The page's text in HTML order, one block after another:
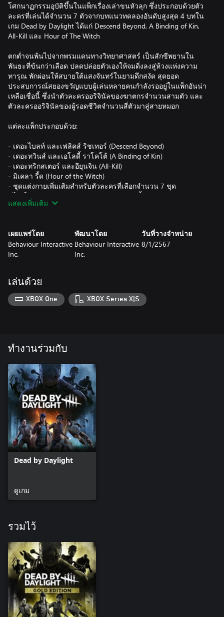
โศกนาฏกรรมอุบัติขึ้นในแพ็กเรื่องเล่าขนหัวลุก ซึ่งประกอบด้วยตัว
ละครที่เล่นได้จำนวน 7 ตัวจากบทแนวทดลองอันดับสูงสุด 4 บทใน
เกม Dead by Daylight ได้แก่ Descend Beyond, A Binding of Kin,
All-Kill และ Hour of The Witch
ตกต่ำจนพ้นไปจากพรมแดนทางวิทยาศาสตร์ เป็นสักขีพยานใน
พันธะที่ข้นกว่าเลือด ปลดปล่อยตัวเองให้จมดิ่งลงสู่ห้วงแห่งความ
ทารุณ พักผ่อนให้สบายใต้แสงจันทร์ในยามดึกสงัด สุดยอด
ประสบการณ์สยองขวัญแบบผู้เล่นหลายคนกำลังรออยู่ในแพ็กอันน่า
เหลือเชื่อนี้ ซึ่งนำตัวละครออริจินัลของฆาตกรจำนวนสามตัว และ
ตัวละครออริจินัลของผู้รอดชีวิตจำนวนสี่ตัวมาสู่สายหมอก
แต่ละแพ็กประกอบด้วย:
- เดอะไบลท์ และเฟลิคส์ ริชเทอร์ (Descend Beyond)
- เดอะทวินส์ และเอโลดี้ ราโคโต้ (A Binding of Kin)
- เดอะทริกสเตอร์ และอียุนจิน (All-Kill)
- มิเคลา รี้ด (Hour of the Witch)
- ชุดแต่งกายเพิ่มเติมสำหรับตัวละครที่เลือกจำนวน 7 ชุด
- ไอเท็มพิเศษเฉพาะสำหรับ DLC จำนวน 4 ชิ้น
แสดงเพิ่มเติม
เผยแพร่โดย
Behaviour Interactive
Inc.
พัฒนาโดย
Behaviour Interactive
Inc.
วันที่วางจำหน่าย
8/1/2567
เล่นด้วย
XBOX One XBOX Series X|S
ทำงานร่วมกับ
Dead by Daylight
ดูเกม
รวมไว้